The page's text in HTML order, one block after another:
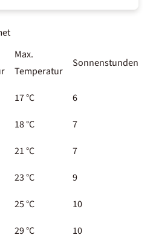
Max.
Temperatur
Sonnenstunden
17 °C 6
18 °C 7
21 °C 7
23 °C 9
25 °C 10
29 °C 10